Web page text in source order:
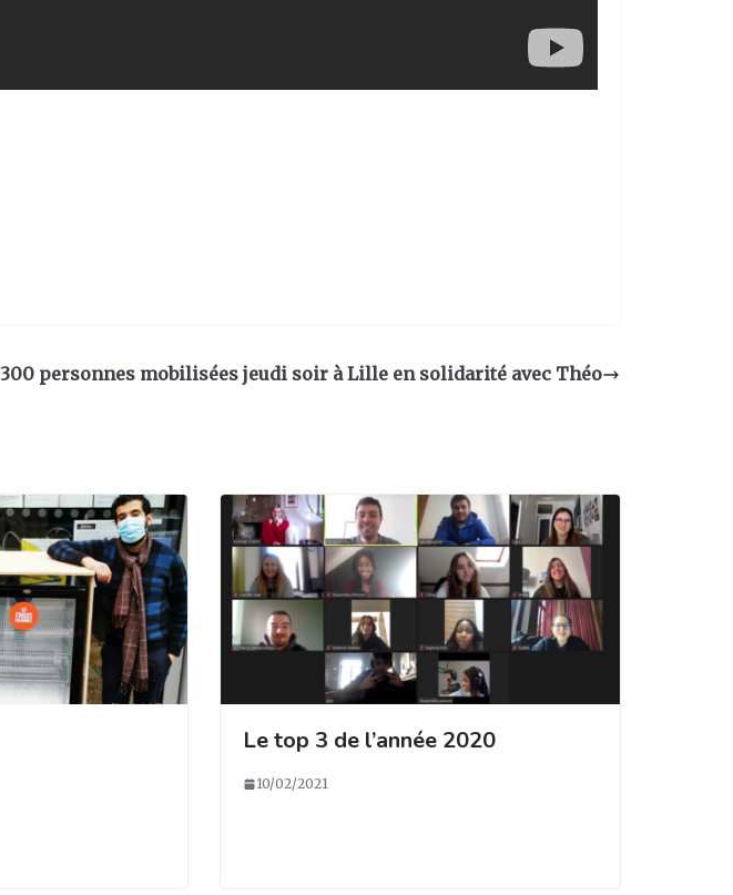
300 personnes mobilisées jeudi soir à Lille en solidarité avec Théo
Le top 3 de l’année 2020
10/02/2021